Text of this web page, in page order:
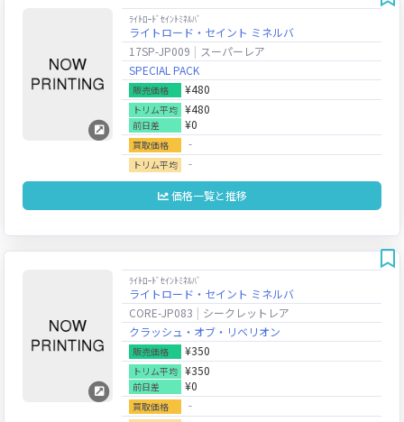
ﾗｲﾄﾛｰﾄﾞｾｲﾝﾄﾐﾈﾙﾊﾞ
ライトロード・セイント ミネルバ
17SP-JP009
スーパーレア
SPECIAL PACK
販売価格 ¥480
トリム平均 ¥480
前日差 ¥0
買取価格 ‐
トリム平均 ‐
価格一覧と推移
ﾗｲﾄﾛｰﾄﾞｾｲﾝﾄﾐﾈﾙﾊﾞ
ライトロード・セイント ミネルバ
CORE-JP083
シークレットレア
クラッシュ・オブ・リベリオン
販売価格 ¥350
トリム平均 ¥350
前日差 ¥0
買取価格 ‐